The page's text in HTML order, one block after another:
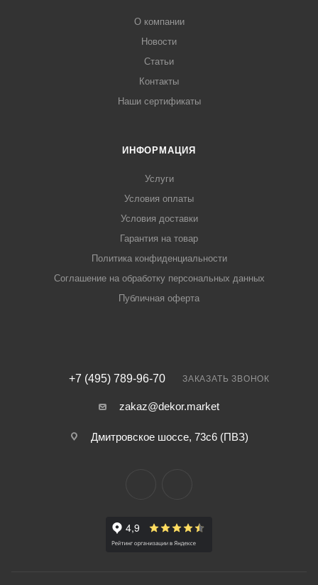
О компании
Новости
Статьи
Контакты
Наши сертификаты
ИНФОРМАЦИЯ
Услуги
Условия оплаты
Условия доставки
Гарантия на товар
Политика конфиденциальности
Соглашение на обработку персональных данных
Публичная оферта
+7 (495) 789-96-70 ЗАКАЗАТЬ ЗВОНОК
zakaz@dekor.market
Дмитровское шоссе, 73с6 (ПВЗ)